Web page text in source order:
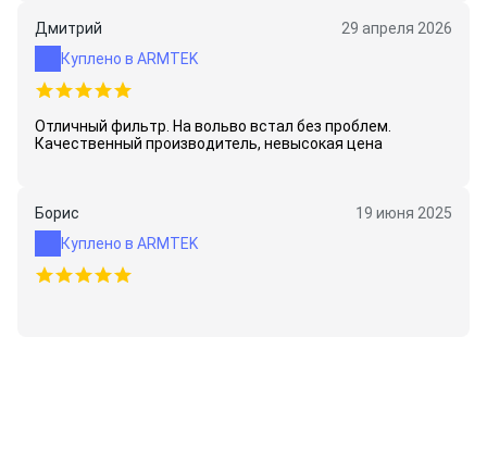
Дмитрий
29 апреля 2026
Куплено в ARMTEK
Отличный фильтр. На вольво встал без проблем.
Качественный производитель, невысокая цена
Борис
19 июня 2025
Куплено в ARMTEK